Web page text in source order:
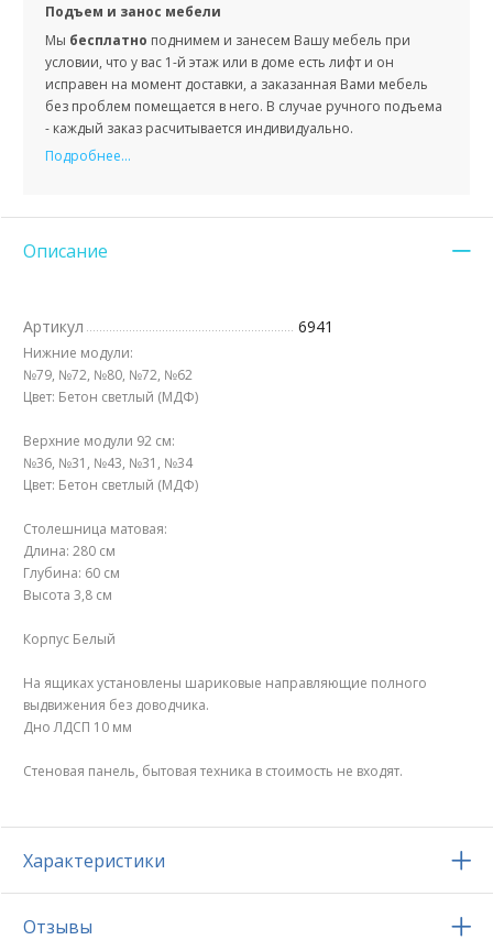
Подъем и занос мебели
Мы бесплатно поднимем и занесем Вашу мебель при
условии, что у вас 1-й этаж или в доме есть лифт и он
исправен на момент доставки, а заказанная Вами мебель
без проблем помещается в него. В случае ручного подъема
- каждый заказ расчитывается индивидуально.
Подробнее...
Описание
Артикул 6941
Нижние модули:
№79, №72, №80, №72, №62
Цвет: Бетон светлый (МДФ)
Верхние модули 92 см:
№36, №31, №43, №31, №34
Цвет: Бетон светлый (МДФ)
Столешница матовая:
Длина: 280 см
Глубина: 60 см
Высота 3,8 см
Корпус Белый
На ящиках установлены шариковые направляющие полного
выдвижения без доводчика.
Дно ЛДСП 10 мм
Стеновая панель, бытовая техника в стоимость не входят.
Характеристики
Отзывы